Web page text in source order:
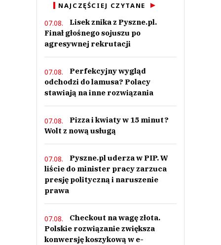
NAJCZĘŚCIEJ CZYTANE
07.08.
Lisek znika z Pyszne.pl.
Finał głośnego sojuszu po
agresywnej rekrutacji
07.08.
Perfekcyjny wygląd
odchodzi do lamusa? Polacy
stawiają na inne rozwiązania
07.08.
Pizza i kwiaty w 15 minut?
Wolt z nową usługą
07.08.
Pyszne.pl uderza w PIP. W
liście do minister pracy zarzuca
presję polityczną i naruszenie
prawa
07.08.
Checkout na wagę złota.
Polskie rozwiązanie zwiększa
konwersję koszykową w e-